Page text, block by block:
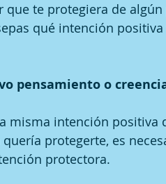
que te protegiera de
qué intención
pensamiento o
misma intención positiva
protegerte, es
protectora.